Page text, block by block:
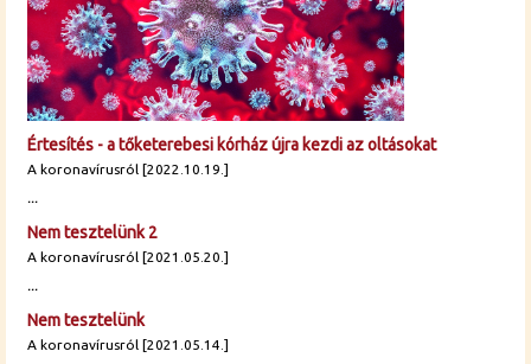
Értesítés - a tőketerebesi kórház újra kezdi az oltásokat
A koronavírusról [2022.10.19.]
...
Nem tesztelünk 2
A koronavírusról [2021.05.20.]
...
Nem tesztelünk
A koronavírusról [2021.05.14.]